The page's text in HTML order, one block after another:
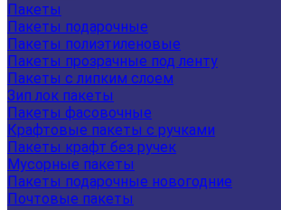
Пакеты
Пакеты подарочные
Пакеты полиэтиленовые
Пакеты прозрачные под ленту
Пакеты с липким слоем
Зип лок пакеты
Пакеты фасовочные
Крафтовые пакеты с ручками
Пакеты крафт без ручек
Мусорные пакеты
Пакеты подарочные новогодние
Почтовые пакеты